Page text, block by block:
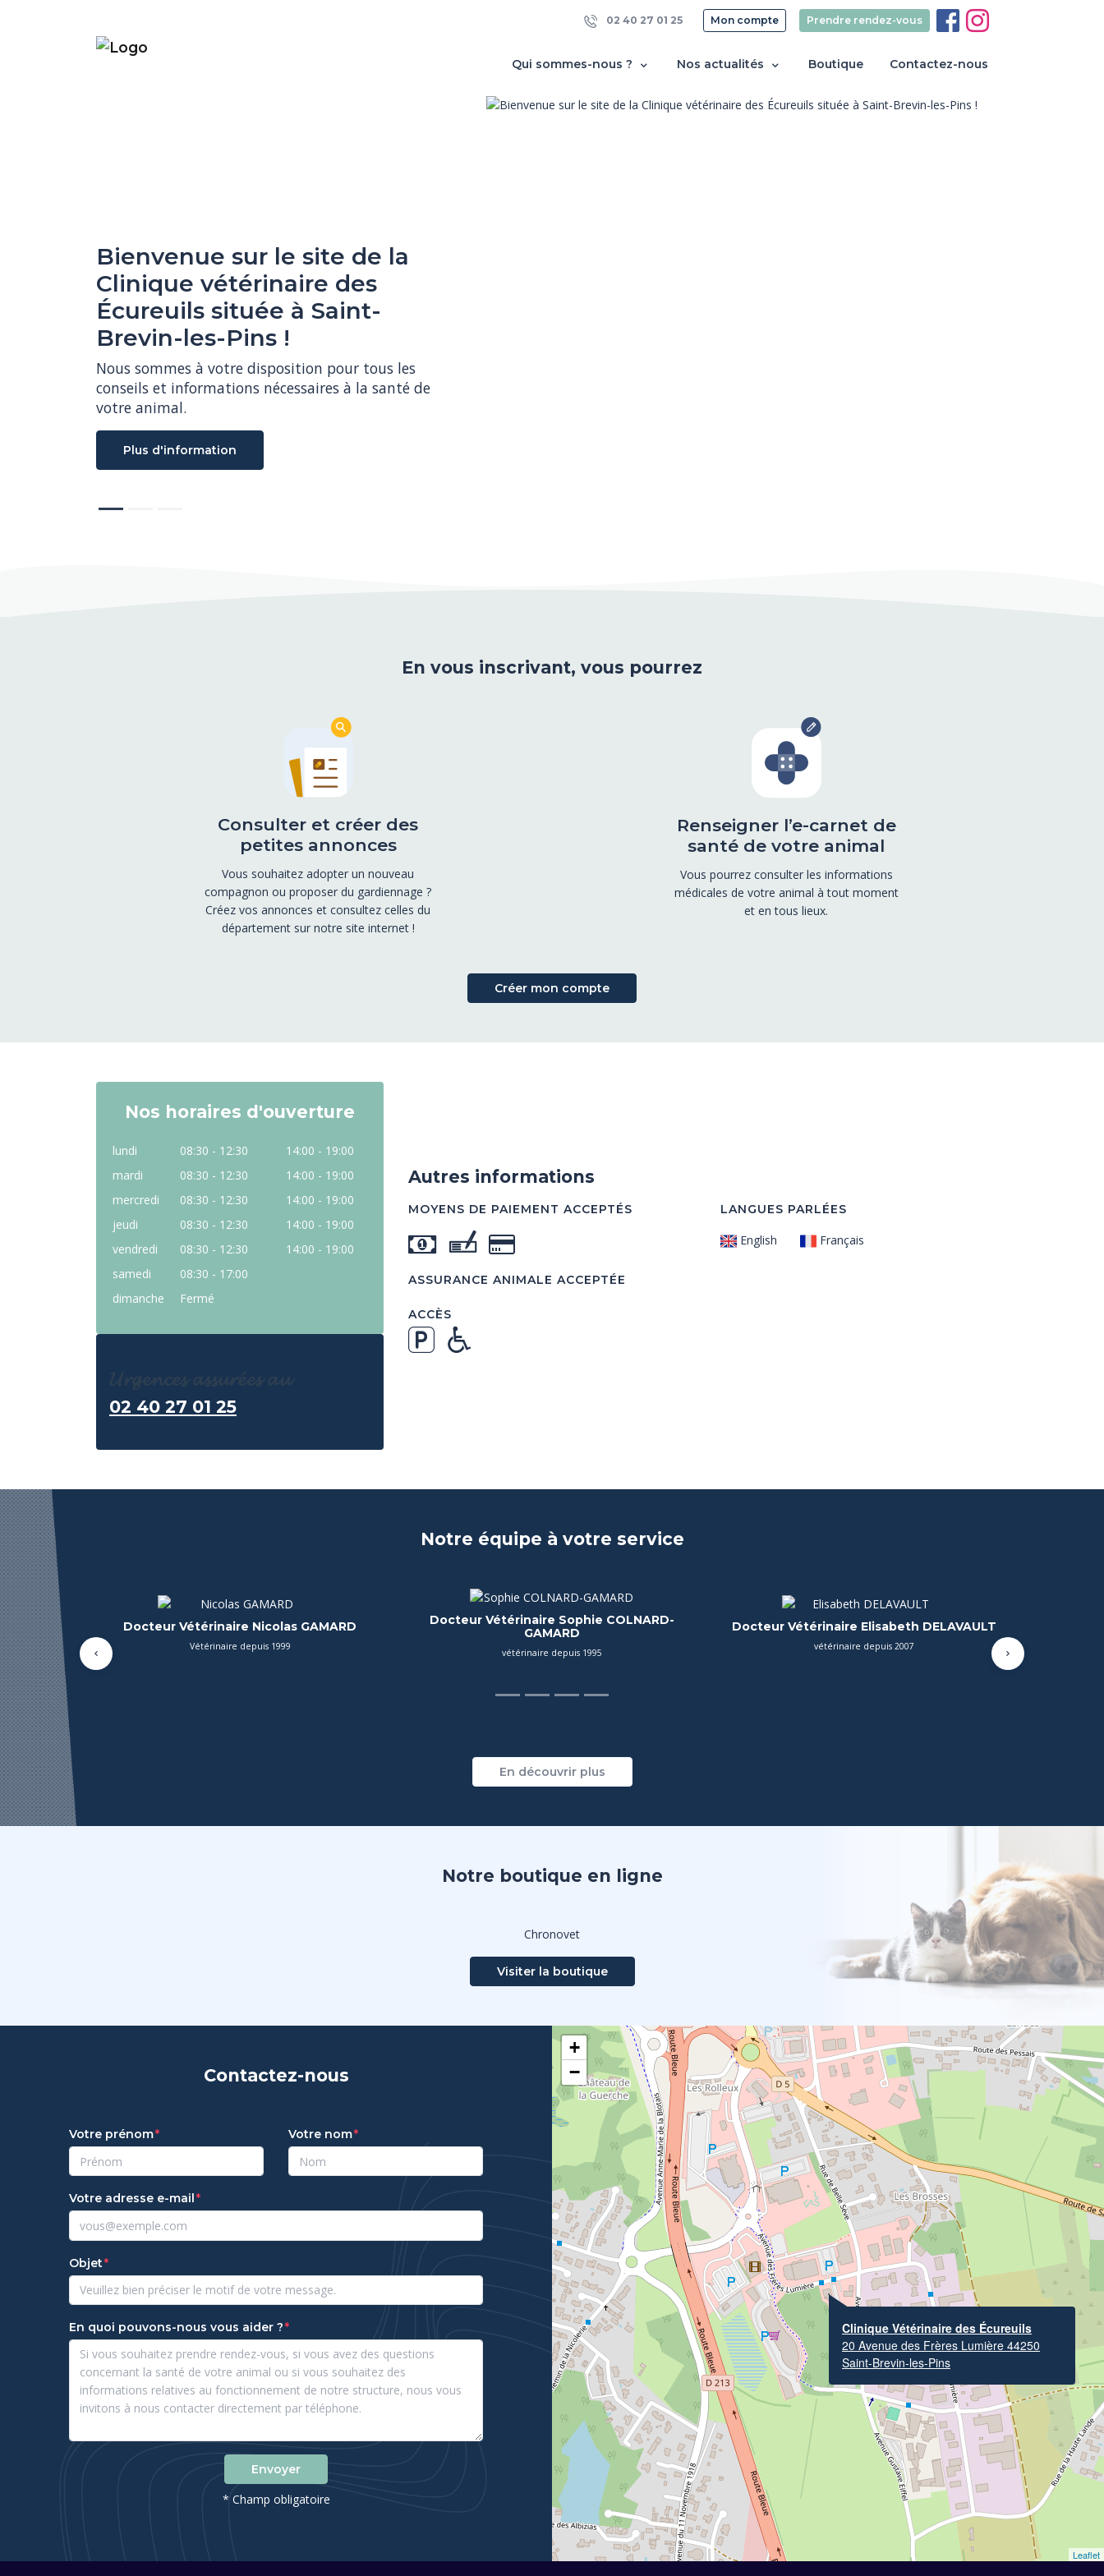
Qui sommes-nous ? Nos actualités Boutique Contactez-nous
02 40 27 01 25 Mon compte Prendre rendez-vous
Bienvenue sur le site de la
Clinique vétérinaire des
Écureuils située à Saint-
Brevin-les-Pins !
Nous sommes à votre disposition pour tous les
conseils et informations nécessaires à la santé de
votre animal.
Plus d'information
En vous inscrivant, vous pourrez
Consulter et créer des
petites annonces
Vous souhaitez adopter un nouveau
compagnon ou proposer du gardiennage ?
Créez vos annonces et consultez celles du
département sur notre site internet !
Renseigner l’e-carnet de
santé de votre animal
Vous pourrez consulter les informations
médicales de votre animal à tout moment
et en tous lieux.
Créer mon compte
Nos horaires d'ouverture
lundi 08:30 - 12:30
14:00 - 19:00
mardi
08:30 - 12:30
14:00 - 19:00
mercredi
08:30 - 12:30
14:00 - 19:00
jeudi
08:30 - 12:30
14:00 - 19:00
vendredi
08:30 - 12:30
14:00 - 19:00
samedi
08:30 - 17:00
dimanche
Fermé
02 40 27 01 25
Autres informations
LANGUES PARLÉES
English Français
MOYENS DE PAIEMENT ACCEPTÉS
ASSURANCE ANIMALE ACCEPTÉE
ACCÈS
Notre équipe à votre service
Docteur Vétérinaire Marie Rivière Docteur Vétérinaire Mathilde Nguyen Dinh
Vétérinaire depuis 2023
Docteur Vétérinaire Julien MICHAUT
Précédent Suivant
En découvrir plus
Notre boutique en ligne
Visiter la boutique
20 Avenue des Frères Lumière 44250
Saint-Brevin-les-Pins
+
−
Envoyer
* Champ obligatoire